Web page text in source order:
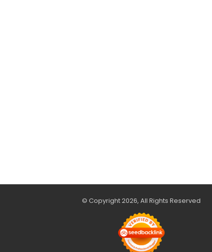
© Copyright 2026, All Rights Reserved